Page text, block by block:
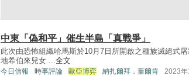
中東「偽和平」催生半島「真戰爭」
此次由恐怖組織哈馬斯於10月7日所開啟之種族滅絕式
地希伯來兒女 ...全文
今日信報 時事評論 歐亞博弈 納扎爾拜．葉爾肯 2023年